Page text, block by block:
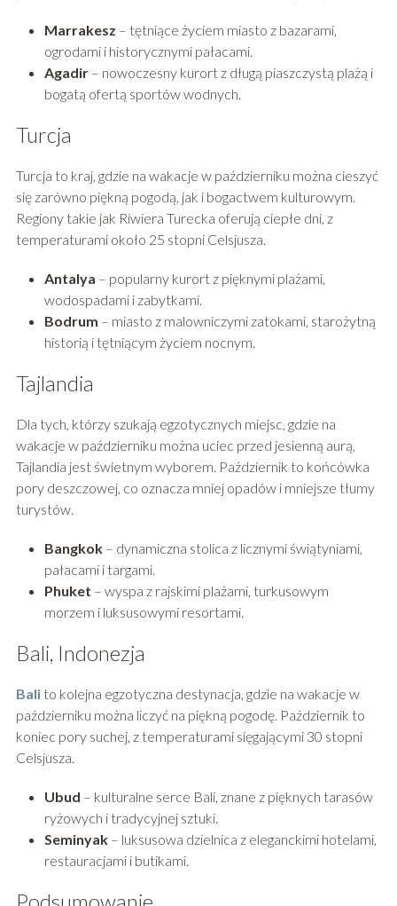
Marrakesz – tętniące życiem miasto z bazarami,
ogrodami i historycznymi pałacami.
Agadir– nowoczesny kurort z długą piaszczystą plażą i
bogatą ofertą sportów wodnych.
Turcja
Turcja to kraj, gdzie na wakacje w październiku można cieszyć
się zarówno piękną pogodą, jak i bogactwem kulturowym.
Regiony takie jak Riwiera Turecka oferują ciepłe dni, z
temperaturami około 25 stopni Celsjusza.
Antalya – popularny kurort z pięknymi plażami,
wodospadami i zabytkami.
Bodrum – miasto z malowniczymi zatokami, starożytną
historią i tętniącym życiem nocnym.
Tajlandia
Dla tych, którzy szukają egzotycznych miejsc, gdzie na
wakacje w październiku można uciec przed jesienną aurą,
Tajlandia jest świetnym wyborem. Październik to końcówka
pory deszczowej, co oznacza mniej opadów i mniejsze tłumy
turystów.
Bangkok– dynamiczna stolica z licznymi świątyniami,
pałacami i targami.
Phuket – wyspa z rajskimi plażami, turkusowym
morzem i luksusowymi resortami.
Bali, Indonezja
Balito kolejna egzotyczna destynacja, gdzie na wakacje w
październiku można liczyć na piękną pogodę. Październik to
koniec pory suchej, z temperaturami sięgającymi 30 stopni
Celsjusza.
Ubud – kulturalne serce Bali, znane z pięknych tarasów
ryżowych i tradycyjnej sztuki.
Seminyak– luksusowa dzielnica z eleganckimi hotelami,
restauracjami i butikami.